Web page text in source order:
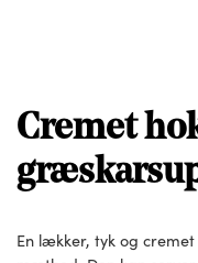
Cremet
En lækker, tyk og